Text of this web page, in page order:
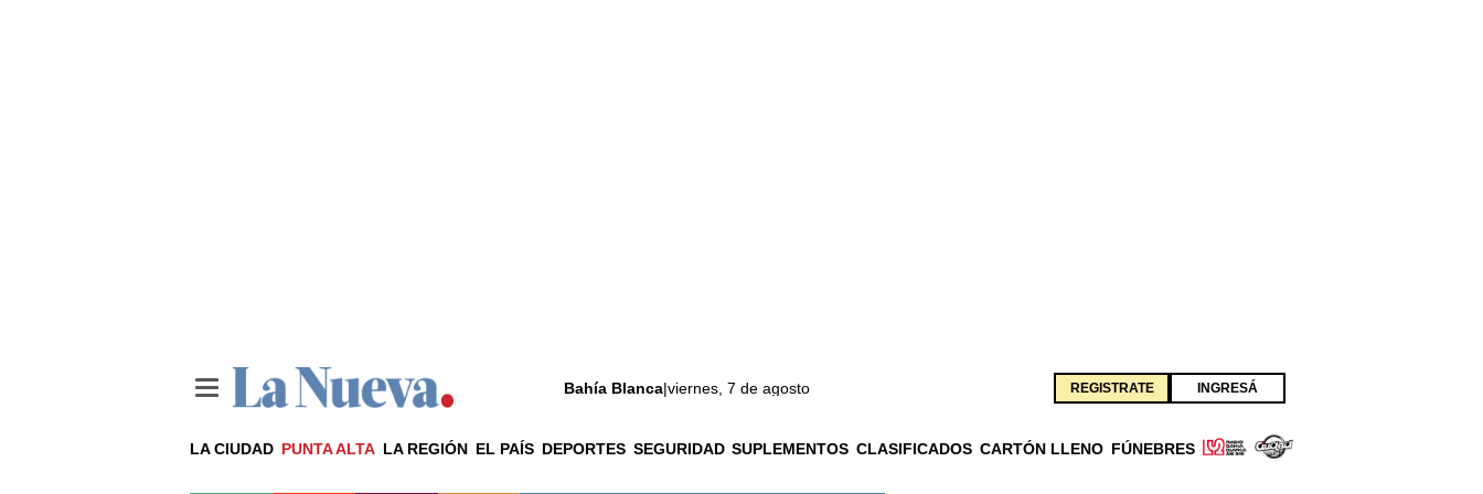
Bahía Blanca|viernes, 7 de agosto REGISTRATE INGRESÁ
LA CIUDAD PUNTA ALTA LA REGIÓN EL PAÍS DEPORTES SEGURIDAD SUPLEMENTOS CLASIFICADOS CARTÓN LLENO FÚNEBRES